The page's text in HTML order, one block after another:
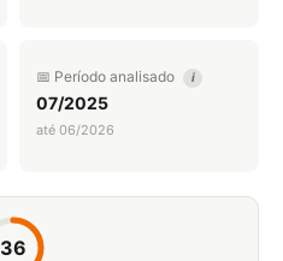
📅 Período analisado i
07/2025
até 06/2026
36